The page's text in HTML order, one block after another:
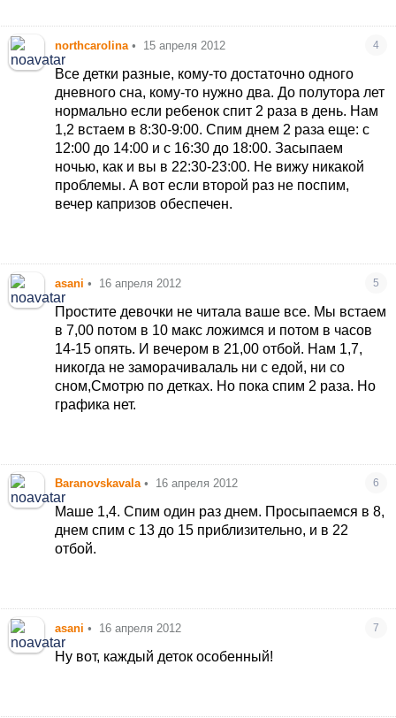
northcarolina • 15 апреля 2012 4
Все детки разные, кому-то достаточно одного
дневного сна, кому-то нужно два. До полутора лет
нормально если ребенок спит 2 раза в день. Нам
1,2 встаем в 8:30-9:00. Спим днем 2 раза еще: с
12:00 до 14:00 и с 16:30 до 18:00. Засыпаем
ночью, как и вы в 22:30-23:00. Не вижу никакой
проблемы. А вот если второй раз не поспим,
вечер капризов обеспечен.
asani • 16 апреля 2012 5
Простите девочки не читала ваше все. Мы встаем
в 7,00 потом в 10 макс ложимся и потом в часов
14-15 опять. И вечером в 21,00 отбой. Нам 1,7,
никогда не заморачивалаль ни с едой, ни со
сном,Смотрю по детках. Но пока спим 2 раза. Но
графика нет.
Baranovskavala • 16 апреля 2012 6
Маше 1,4. Спим один раз днем. Просыпаемся в 8,
днем спим с 13 до 15 приблизительно, и в 22
отбой.
asani • 16 апреля 2012 7
Ну вот, каждый деток особенный!